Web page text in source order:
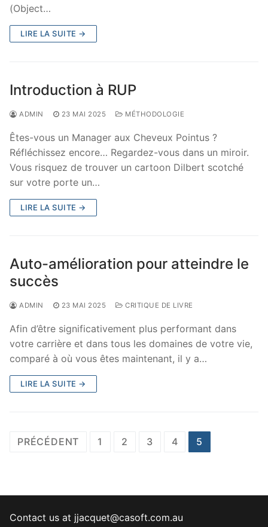
(Object…
LIRE LA SUITE →
Introduction à RUP
ADMIN 23 MAI 2025 MÉTHODOLOGIE
Êtes-vous un Manager aux Cheveux Pointus ?
Réfléchissez encore… Regardez-vous dans un miroir.
Vous risquez de trouver un cartoon Dilbert scotché
sur votre porte un…
LIRE LA SUITE →
Auto-amélioration pour atteindre le
succès
ADMIN 23 MAI 2025 CRITIQUE DE LIVRE
Afin d’être significativement plus performant dans
votre carrière et dans tous les domaines de votre vie,
comparé à où vous êtes maintenant, il y a…
LIRE LA SUITE →
Pagination
PRÉCÉDENT 1 2 3 4 5
Contact us at jjacquet@casoft.com.au